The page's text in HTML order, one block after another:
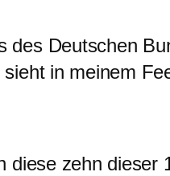
des Deutschen
in meinem
diese zehn